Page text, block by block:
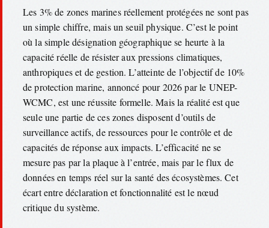
Les 3% de zones marines réellement protégées ne sont pas
un simple chiffre, mais un seuil physique. C’est le point
où la simple désignation géographique se heurte à la
capacité réelle de résister aux pressions climatiques,
anthropiques et de gestion. L’atteinte de l’objectif de 10%
de protection marine, annoncé pour 2026 par le UNEP-
WCMC, est une réussite formelle. Mais la réalité est que
seule une partie de ces zones disposent d’outils de
surveillance actifs, de ressources pour le contrôle et de
capacités de réponse aux impacts. L’efficacité ne se
mesure pas par la plaque à l’entrée, mais par le flux de
données en temps réel sur la santé des écosystèmes. Cet
écart entre déclaration et fonctionnalité est le nœud
critique du système.